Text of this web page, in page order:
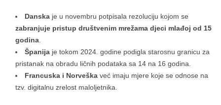
Danska je u novembru potpisala rezoluciju kojom se
zabranjuje pristup društvenim mrežama djeci mlađoj od 15
godina.
Španija je tokom 2024. godine podigla starosnu granicu za
pristanak na obradu ličnih podataka sa 14 na 16 godina.
Francuska i Norveška već imaju mjere koje se odnose na
tzv. digitalnu zrelost maloljetnika.